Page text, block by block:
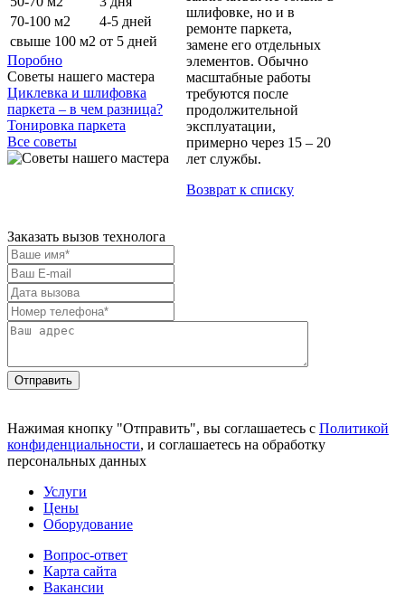
70-100 м2
4-5 дней
свыше 100 м2 от 5 дней
Поробно
Советы нашего мастера
Циклевка и шлифовка
паркета – в чем разница?
Тонировка паркета
Все советы
шлифовке, но и в
ремонте паркета,
замене его отдельных
элементов. Обычно
масштабные работы
требуются после
продолжительной
эксплуатации,
примерно через 15 – 20
лет службы.
Возврат к списку
Заказать вызов технолога
Отправить
Нажимая кнопку "Отправить", вы соглашаетесь с Политикой
конфиденциальности, и соглашаетесь на обработку
персональных данных
Услуги
Цены
Оборудование
Вопрос-ответ
Карта сайта
Вакансии